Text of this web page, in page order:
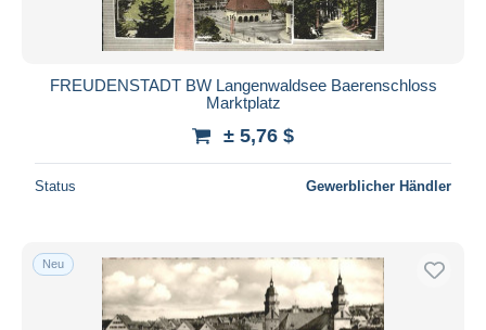
FREUDENSTADT BW Langenwaldsee Baerenschloss
Marktplatz
± 5,76 $
Status Gewerblicher Händler
Neu